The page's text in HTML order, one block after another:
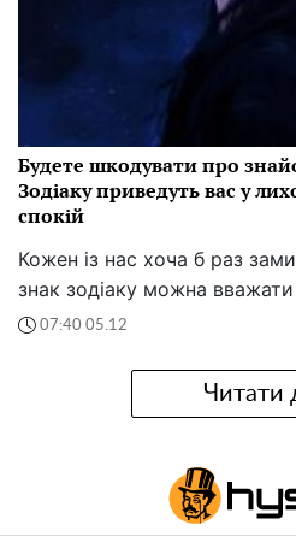
Будете шкодувати про
Зодіаку приведуть вас у
спокій
Кожен із нас хоча б раз
знак зодіаку можна
07:40 05.12
Читати